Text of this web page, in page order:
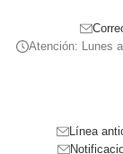
Atención: Lunes
Línea